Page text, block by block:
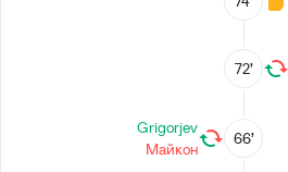
72’
66’
Grigorjev
Майкон